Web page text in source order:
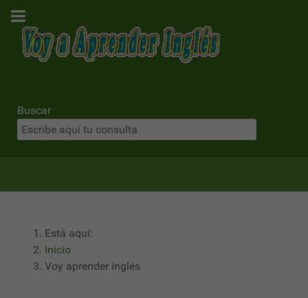
Buscar
Está aquí:
Inicio
Voy aprender inglés